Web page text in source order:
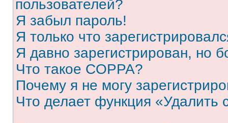
пользователей?
Я забыл пароль!
Я только что
Я давно зарегистрирован, но
Что такое COPPA?
Почему я не могу
Что делает функция «Удалить